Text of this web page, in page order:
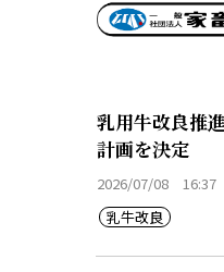
乳用牛改良推
計画を決定
2026/07/08 16:37
乳牛改良